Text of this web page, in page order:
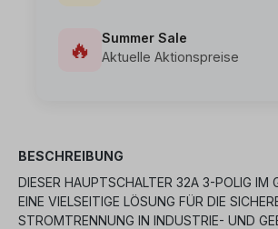
🔥
Summer Sale
Aktuelle Aktionspreise
BESCHREIBUNG
DIESER HAUPTSCHALTER 32A 3-POLIG IM
EINE VIELSEITIGE LÖSUNG FÜR DIE
STROMTRENNUNG IN INDUSTRIE- UND